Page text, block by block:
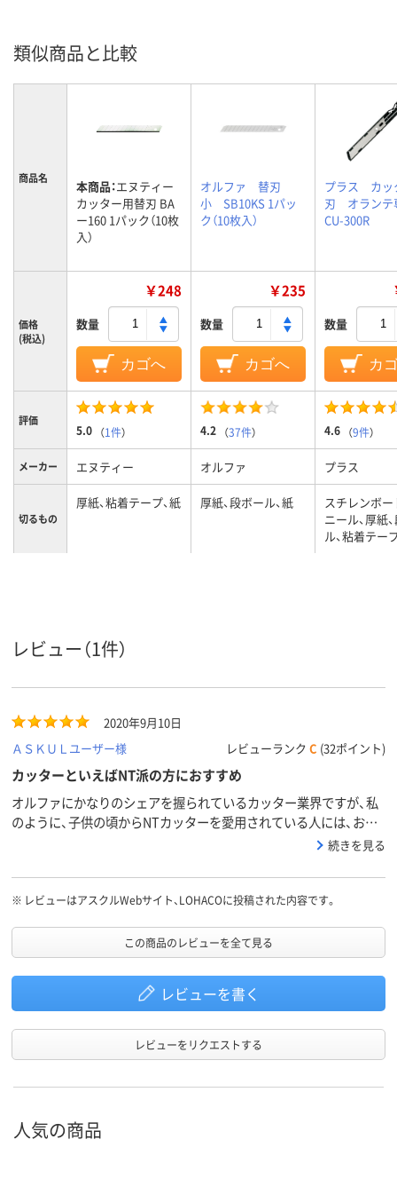
類似商品と比較
商品名 本商品：エヌティー
カッター用替刃 BA
ー160 1パック（10枚
入）
オルファ 替刃
小 SB10KS 1パッ
ク（10枚入）
プラス カッ
刃 オラン
CU-300R
価格
(税込)
￥248
数量
カゴへ
￥235
数量
カゴへ
数量
カ
評価
5.0 （1件） 4.2 （37件） 4.6 （9件）
メーカー エヌティー オルファ プラス
切るもの
厚紙、粘着テープ、紙 厚紙、段ボール、紙
スチレンボー
ニール、厚紙
ル、粘着テー
レビュー（1件）
2020年9月10日
ＡＳＫＵＬユーザー様
レビューランク C (32ポイント)
カッターといえばNT派の方におすすめ
オルファにかなりのシェアを握られているカッター業界ですが、私
のように、子供の頃からNTカッターを愛用されている人には、おす
続きを見る
※ レビューはアスクルWebサイト、LOHACOに投稿された内容です。
この商品のレビューを全て見る
レビューを書く
レビューをリクエストする
人気の商品